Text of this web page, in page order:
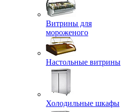
Витрины для
мороженого
Настольные витрины
Холодильные шкафы